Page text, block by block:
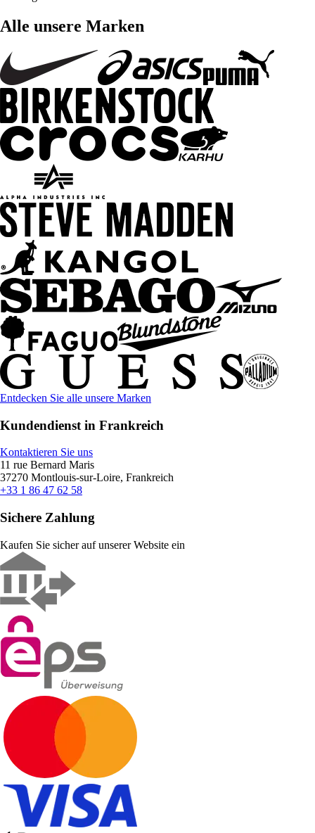
Alle unsere Marken
Entdecken Sie alle unsere Marken
Kundendienst in Frankreich
Kontaktieren Sie uns
11 rue Bernard Maris
37270 Montlouis-sur-Loire, Frankreich
+33 1 86 47 62 58
Sichere Zahlung
Kaufen Sie sicher auf unserer Website ein